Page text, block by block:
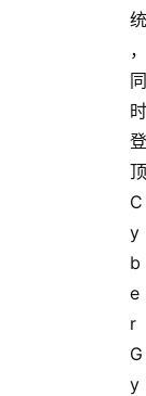
统
，
同
时
登
顶
C
y
b
e
r
G
y